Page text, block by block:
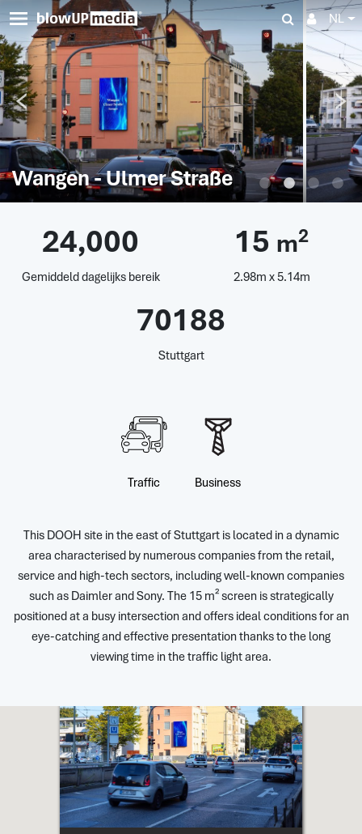
NL
Wangen - Ulmer Straße
24,000
Gemiddeld dagelijks bereik
15 m2
2.98m x 5.14m
70188
Stuttgart
Traffic Business
This DOOH site in the east of Stuttgart is located in a dynamic
area characterised by numerous companies from the retail,
service and high-tech sectors, including well-known companies
such as Daimler and Sony. The 15 m² screen is strategically
positioned at a busy intersection and offers ideal conditions for an
eye-catching and effective presentation thanks to the long
viewing time in the traffic light area.